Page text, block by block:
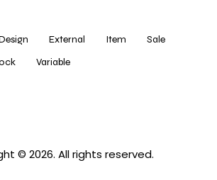
External Item
Sale
Variable
© 2026. All rights reserved.